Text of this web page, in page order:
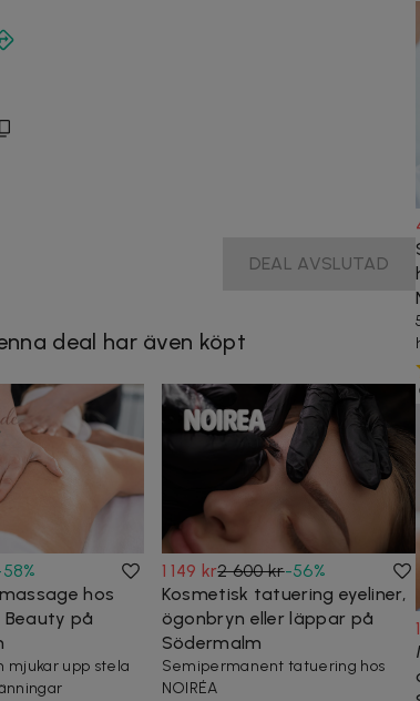
DEAL AVSLUTAD
deal har även köpt
58%
hos
Beauty på
mjukar upp stela
1 149 kr2 600 kr-56%
Kosmetisk tatuering eyeliner,
ögonbryn eller läppar på
Södermalm
Semipermanent tatuering hos
NOIRÉA